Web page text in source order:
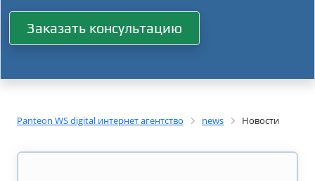
Заказать консультацию
Panteon WS digital интернет агентство news Новости